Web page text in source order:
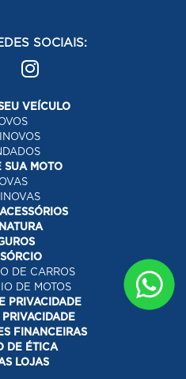
SOCIAIS:
VEÍCULO
SUA MOTO
DE CARROS
DE MOTOS
PRIVACIDADE
FINANCEIRAS
DE ÉTICA
LOJAS